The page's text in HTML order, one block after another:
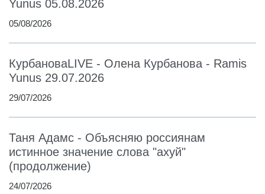
Yunus 05.08.2026
05/08/2026
КурбановаLIVE - Олена Курбанова - Ramis
Yunus 29.07.2026
29/07/2026
Таня Адамс - Объясняю россиянам
истинное значение слова "ахуй"
(продолжение)
24/07/2026